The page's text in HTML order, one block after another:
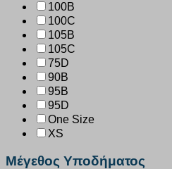
100B
100C
105B
105C
75D
90B
95B
95D
One Size
XS
Μέγεθος Υποδήματος